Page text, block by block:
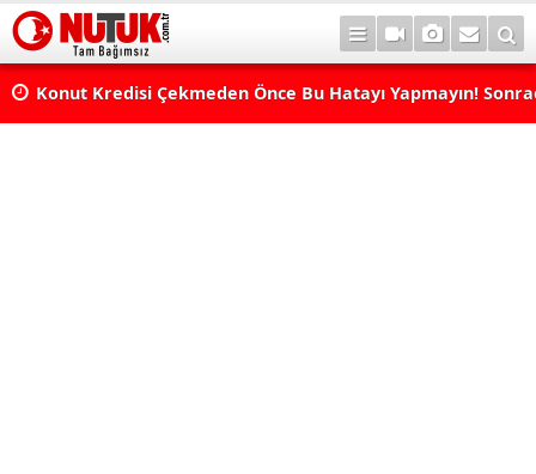
Konut Kredisi Çekmeden Önce Bu Hatayı Yapmayın!